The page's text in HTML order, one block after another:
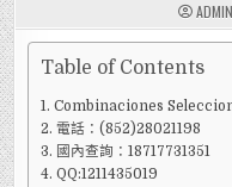
ADMIN
Table of Contents
Combinaciones
電話：(852)28021198
國內查詢：18717731351
QQ:1211435019